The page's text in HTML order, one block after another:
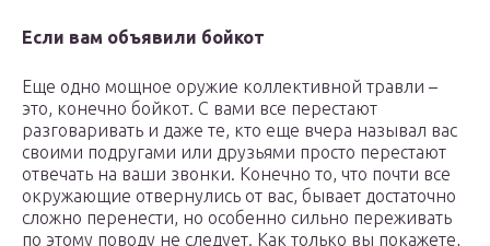
Если вам объявили бойкот
Еще одно мощное оружие коллективной травли –
это, конечно бойкот. С вами все перестают
разговаривать и даже те, кто еще вчера называл вас
своими подругами или друзьями просто перестают
отвечать на ваши звонки. Конечно то, что почти все
окружающие отвернулись от вас, бывает достаточно
сложно перенести, но особенно сильно переживать
по этому поводу не следует. Как только вы покажете,